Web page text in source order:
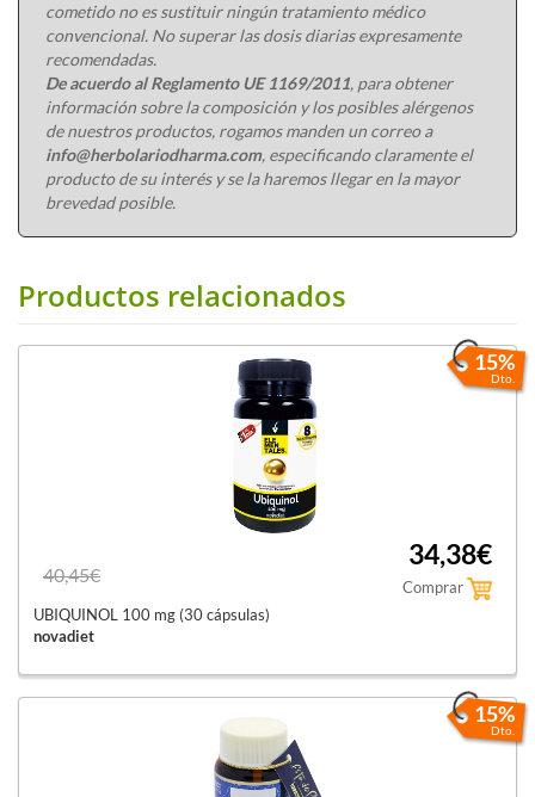
cometido no es sustituir ningún tratamiento médico
convencional. No superar las dosis diarias expresamente
recomendadas.
De acuerdo al Reglamento UE 1169/2011, para obtener
información sobre la composición y los posibles alérgenos
de nuestros productos, rogamos manden un correo a
info@herbolariodharma.com, especificando claramente el
producto de su interés y se la haremos llegar en la mayor
brevedad posible.
Productos relacionados
15%
Dto.
40,45€
34,38€
Comprar
UBIQUINOL 100 mg (30 cápsulas)
novadiet
15%
Dto.